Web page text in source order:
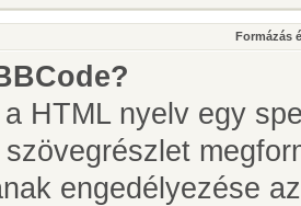
Formázás
HTML nyelv egy
engedélyezése